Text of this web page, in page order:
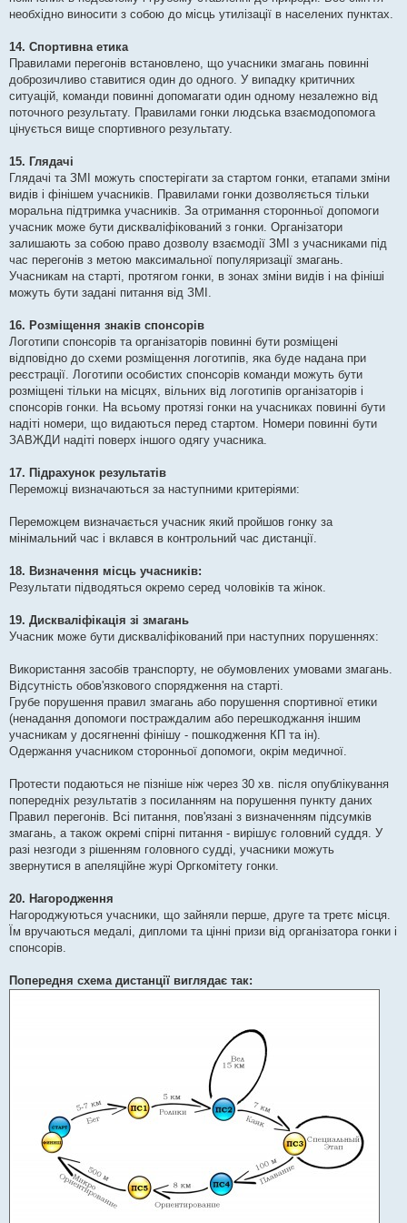
необхідно виносити з собою до місць утилізації в населених пунктах.
14. Спортивна етика
Правилами перегонів встановлено, що учасники змагань повинні
доброзичливо ставитися один до одного. У випадку критичних
ситуацій, команди повинні допомагати один одному незалежно від
поточного результату. Правилами гонки людська взаємодопомога
цінується вище спортивного результату.
15. Глядачі
Глядачі та ЗМІ можуть спостерігати за стартом гонки, етапами зміни
видів і фінішем учасників. Правилами гонки дозволяється тільки
моральна підтримка учасників. За отримання сторонньої допомоги
учасник може бути дискваліфікований з гонки. Організатори
залишають за собою право дозволу взаємодії ЗМІ з учасниками під
час перегонів з метою максимальної популяризації змагань.
Учасникам на старті, протягом гонки, в зонах зміни видів і на фініші
можуть бути задані питання від ЗМІ.
16. Розміщення знаків спонсорів
Логотипи спонсорів та організаторів повинні бути розміщені
відповідно до схеми розміщення логотипів, яка буде надана при
реєстрації. Логотипи особистих спонсорів команди можуть бути
розміщені тільки на місцях, вільних від логотипів організаторів і
спонсорів гонки. На всьому протязі гонки на учасниках повинні бути
надіті номери, що видаються перед стартом. Номери повинні бути
ЗАВЖДИ надіті поверх іншого одягу учасника.
17. Підрахунок результатів
Переможці визначаються за наступними критеріями:
Переможцем визначається учасник який пройшов гонку за
мінімальний час і вклався в контрольний час дистанції.
18. Визначення місць учасників:
Результати підводяться окремо серед чоловіків та жінок.
19. Дискваліфікація зі змагань
Учасник може бути дискваліфікований при наступних порушеннях:
Використання засобів транспорту, не обумовлених умовами змагань.
Відсутність обов'язкового спорядження на старті.
Грубе порушення правил змагань або порушення спортивної етики
(ненадання допомоги постраждалим або перешкоджання іншим
учасникам у досягненні фінішу - пошкодження КП та ін).
Одержання учасником сторонньої допомоги, окрім медичної.
Протести подаються не пізніше ніж через 30 хв. після опублікування
попередніх результатів з посиланням на порушення пункту даних
Правил перегонів. Всі питання, пов'язані з визначенням підсумків
змагань, а також окремі спірні питання - вирішує головний суддя. У
разі незгоди з рішенням головного судді, учасники можуть
звернутися в апеляційне журі Оргкомітету гонки.
20. Нагородження
Нагороджуються учасники, що зайняли перше, друге та третє місця.
Їм вручаються медалі, дипломи та цінні призи від організатора гонки і
спонсорів.
Попередня схема дистанції виглядає так: